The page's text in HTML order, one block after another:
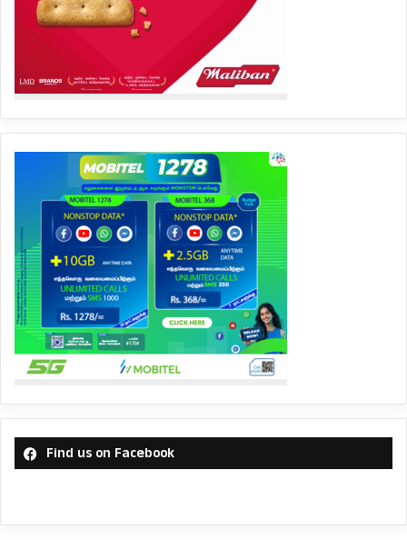
Find us on Facebook